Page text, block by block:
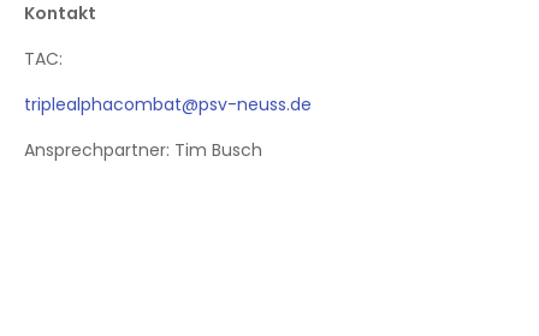
Kontakt
TAC:
triplealphacombat@psv-neuss.de
Ansprechpartner: Tim Busch